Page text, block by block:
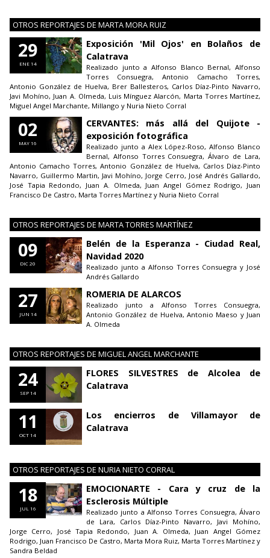
OTROS REPORTAJES DE MARTA MORA RUIZ
29
ENE 14
Exposición 'Mil Ojos' en Bolaños de
Calatrava
Realizado junto a Alfonso Blanco Bernal, Alfonso
Torres Consuegra, Antonio Camacho Torres,
Antonio González de Huelva, Brer Ballesteros, Carlos Díaz-Pinto Navarro,
Javi Mohíno, Juan A. Olmeda, Luis Mínguez Alarcón, Marta Torres Martínez,
Miguel Angel Marchante, Millango y Nuria Nieto Corral
02
MAY 16
CERVANTES: más allá del Quijote -
exposición fotográfica
Realizado junto a Alex López-Roso, Alfonso Blanco
Bernal, Alfonso Torres Consuegra, Álvaro de Lara,
Antonio Camacho Torres, Antonio González de Huelva, Carlos Díaz-Pinto
Navarro, Guillermo Martin, Javi Mohíno, Jorge Cerro, José Andrés Gallardo,
José Tapia Redondo, Juan A. Olmeda, Juan Angel Gómez Rodrigo, Juan
Francisco De Castro, Marta Torres Martínez y Nuria Nieto Corral
OTROS REPORTAJES DE MARTA TORRES MARTÍNEZ
09
DIC 20
Belén de la Esperanza - Ciudad Real,
Navidad 2020
Realizado junto a Alfonso Torres Consuegra y José
Andrés Gallardo
27
JUN 14
ROMERIA DE ALARCOS
Realizado junto a Alfonso Torres Consuegra,
Antonio González de Huelva, Antonio Maeso y Juan
A. Olmeda
OTROS REPORTAJES DE MIGUEL ANGEL MARCHANTE
24
SEP 14
FLORES SILVESTRES de Alcolea de
Calatrava
11
OCT 14
Los encierros de Villamayor de
Calatrava
OTROS REPORTAJES DE NURIA NIETO CORRAL
18
JUL 16
EMOCIONARTE - Cara y cruz de la
Esclerosis Múltiple
Realizado junto a Alfonso Torres Consuegra, Álvaro
de Lara, Carlos Díaz-Pinto Navarro, Javi Mohíno,
Jorge Cerro, José Tapia Redondo, Juan A. Olmeda, Juan Angel Gómez
Rodrigo, Juan Francisco De Castro, Marta Mora Ruiz, Marta Torres Martínez y
Sandra Beldad